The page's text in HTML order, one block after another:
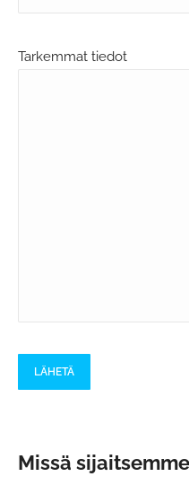
Tarkemmat tiedot
Missä